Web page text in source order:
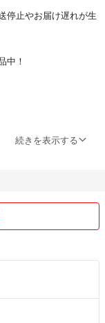
停止やお届け遅れが生
中！
でも先着順となりま
到着後のイメージ違い
対応します。
続きを表示する